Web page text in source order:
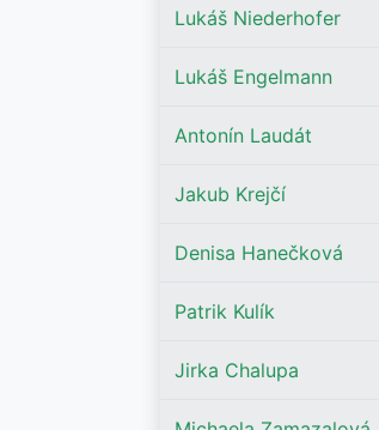
Lukáš Niederhofer
Lukáš Engelmann
Antonín Laudát
Jakub Krejčí
Denisa Hanečková
Patrik Kulík
Jirka Chalupa